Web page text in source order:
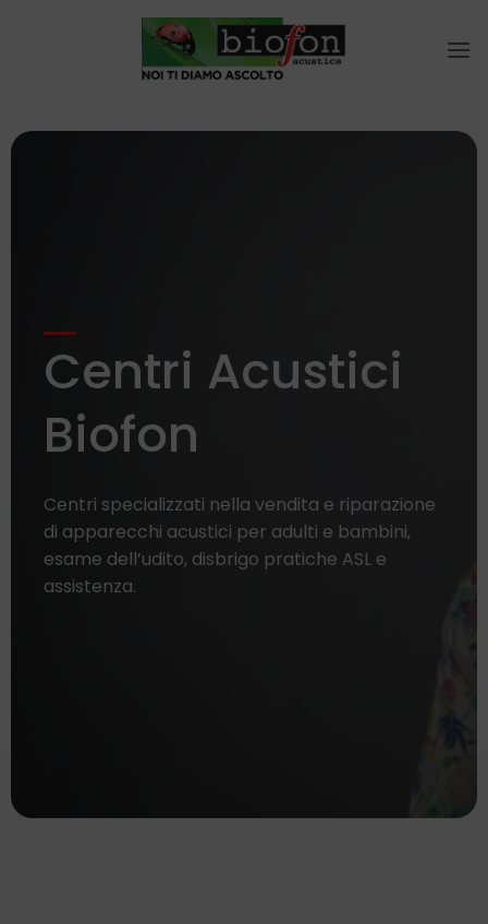
Centri Acustici
Biofon
Centri specializzati nella vendita e riparazione
di apparecchi acustici per adulti e bambini,
esame dell’udito, disbrigo pratiche ASL e
assistenza.